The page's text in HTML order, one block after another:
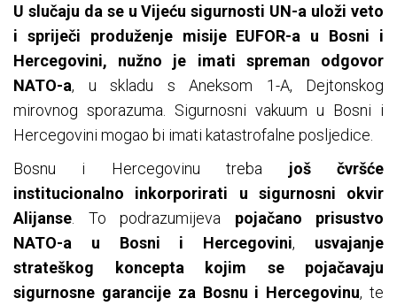
U slučaju da se u Vijeću sigurnosti UN-a uloži veto
i spriječi produženje misije EUFOR-a u Bosni i
Hercegovini, nužno je imati spreman odgovor
NATO-a, u skladu s Aneksom 1-A, Dejtonskog
mirovnog sporazuma. Sigurnosni vakuum u Bosni i
Hercegovini mogao bi imati katastrofalne posljedice.
Bosnu i Hercegovinu treba još čvršće
institucionalno inkorporirati u sigurnosni okvir
Alijanse . To podrazumijeva pojačano prisustvo
NATO-a u Bosni i Hercegovini, usvajanje
strateškog koncepta kojim se pojačavaju
sigurnosne garancije za Bosnu i Hercegovinu, te